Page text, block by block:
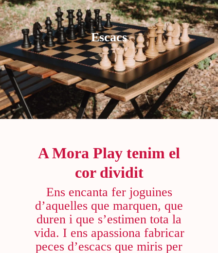
Escacs
A Mora Play tenim el
cor dividit
Ens encanta fer joguines
d’aquelles que marquen, que
duren i que s’estimen tota la
vida. I ens apassiona fabricar
peces d’escacs que miris per